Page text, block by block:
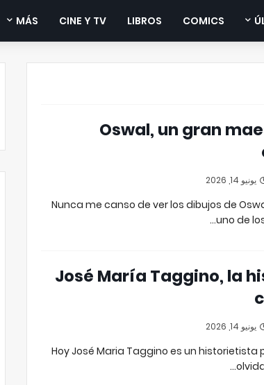
COMICS
LIBROS
CINE Y TV
MÁS
Oswal, un gran
يونيو 14, 2026
Nunca me canso de ver los dibujos de
uno de
José María Taggino, la
يونيو 14, 2026
Hoy José Maria Taggino es un